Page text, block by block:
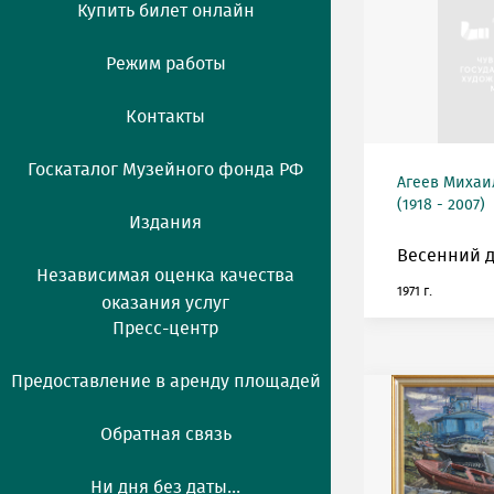
Купить билет онлайн
Режим работы
Контакты
Госкаталог Музейного фонда РФ
Издания
Независимая оценка качества
оказания услуг
Пресс-центр
Предоставление в аренду площадей
Обратная связь
Ни дня без даты...
Агеев
(1918 - 2007)
Весенний
1971 г.